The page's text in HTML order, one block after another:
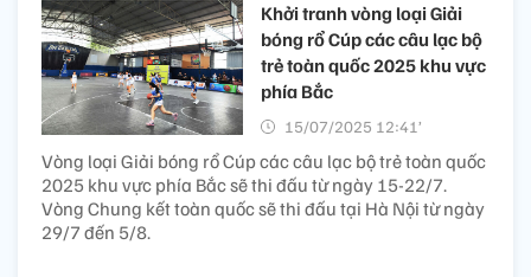
Khởi tranh vòng loại Giải
bóng rổ Cúp các câu lạc bộ
trẻ toàn quốc 2025 khu vực
phía Bắc
15/07/2025 12:41’
Vòng loại Giải bóng rổ Cúp các câu lạc bộ trẻ toàn quốc
2025 khu vực phía Bắc sẽ thi đấu từ ngày 15-22/7.
Vòng Chung kết toàn quốc sẽ thi đấu tại Hà Nội từ ngày
29/7 đến 5/8.